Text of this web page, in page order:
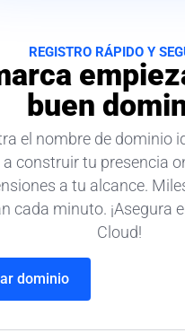
REGISTRO RÁPIDO Y
buen
el nombre de dominio
construir tu presencia
a tu alcance.
cada minuto. ¡Asegura
Cloud!
dominio